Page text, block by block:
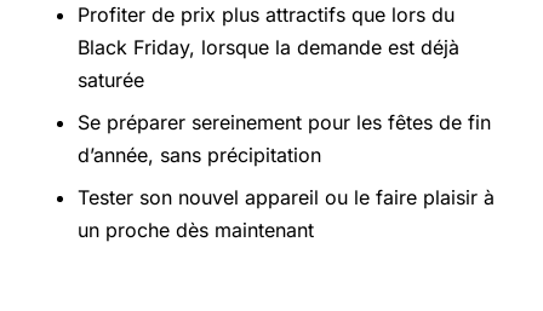
Profiter de prix plus attractifs que lors du
Black Friday, lorsque la demande est déjà
saturée
Se préparer sereinement pour les fêtes de fin
d’année, sans précipitation
Tester son nouvel appareil ou le faire plaisir à
un proche dès maintenant